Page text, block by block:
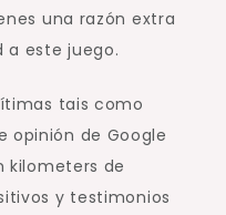
una razón extra
a este juego.
tais como
opinión de Google
kilometers de
y testimonios